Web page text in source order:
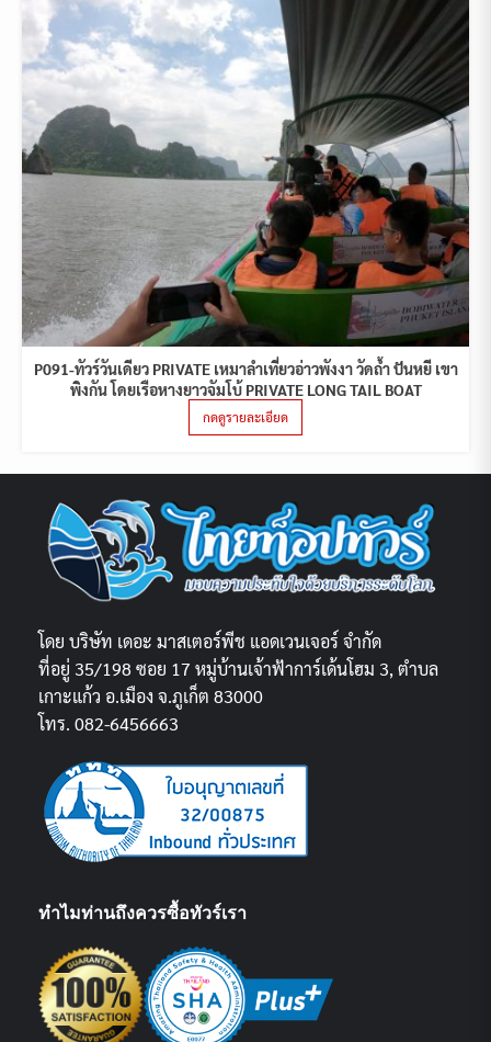
P091-ทัวร์วันเดียว PRIVATE เหมาลำเที่ยวอ่าวพังงา วัดถ้ำ ปันหยี เขา
พิงกัน โดยเรือหางยาวจัมโบ้ PRIVATE LONG TAIL BOAT
กดดูรายละเอียด
โดย บริษัท เดอะ มาสเตอร์พีช แอดเวนเจอร์ จำกัด
ที่อยู่ 35/198 ซอย 17 หมู่บ้านเจ้าฟ้าการ์เด้นโฮม 3, ตำบล
เกาะแก้ว อ.เมือง จ.ภูเก็ต 83000
โทร. 082-6456663
ทำไมท่านถึงควรซื้อทัวร์เรา